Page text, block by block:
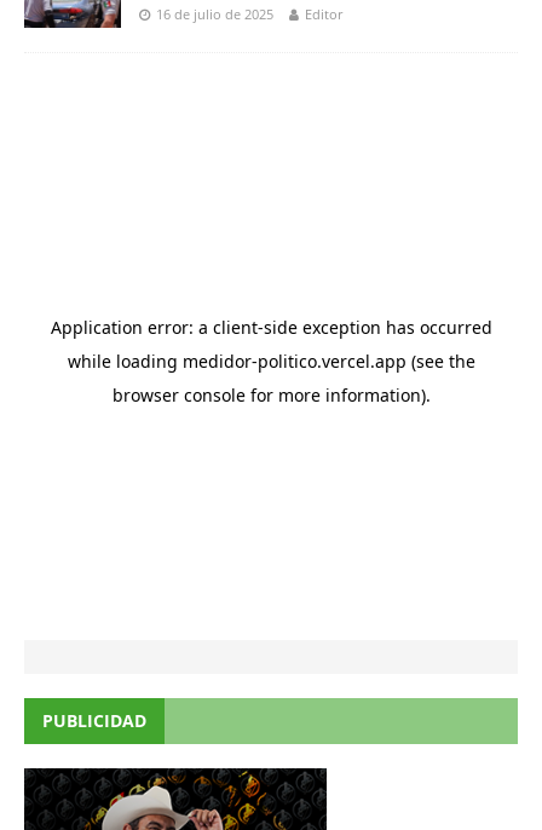
16 de julio de 2025 Editor
PUBLICIDAD